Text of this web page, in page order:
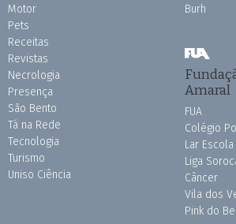
Motor
Pets
Receitas
Revistas
Necrologia
Presença
São Bento
Tá na Rede
Tecnologia
Turismo
Uniso Ciência
Burh
Amaral
FUA
Colégio
Lar
Liga
Câncer
Vila dos
Pink do